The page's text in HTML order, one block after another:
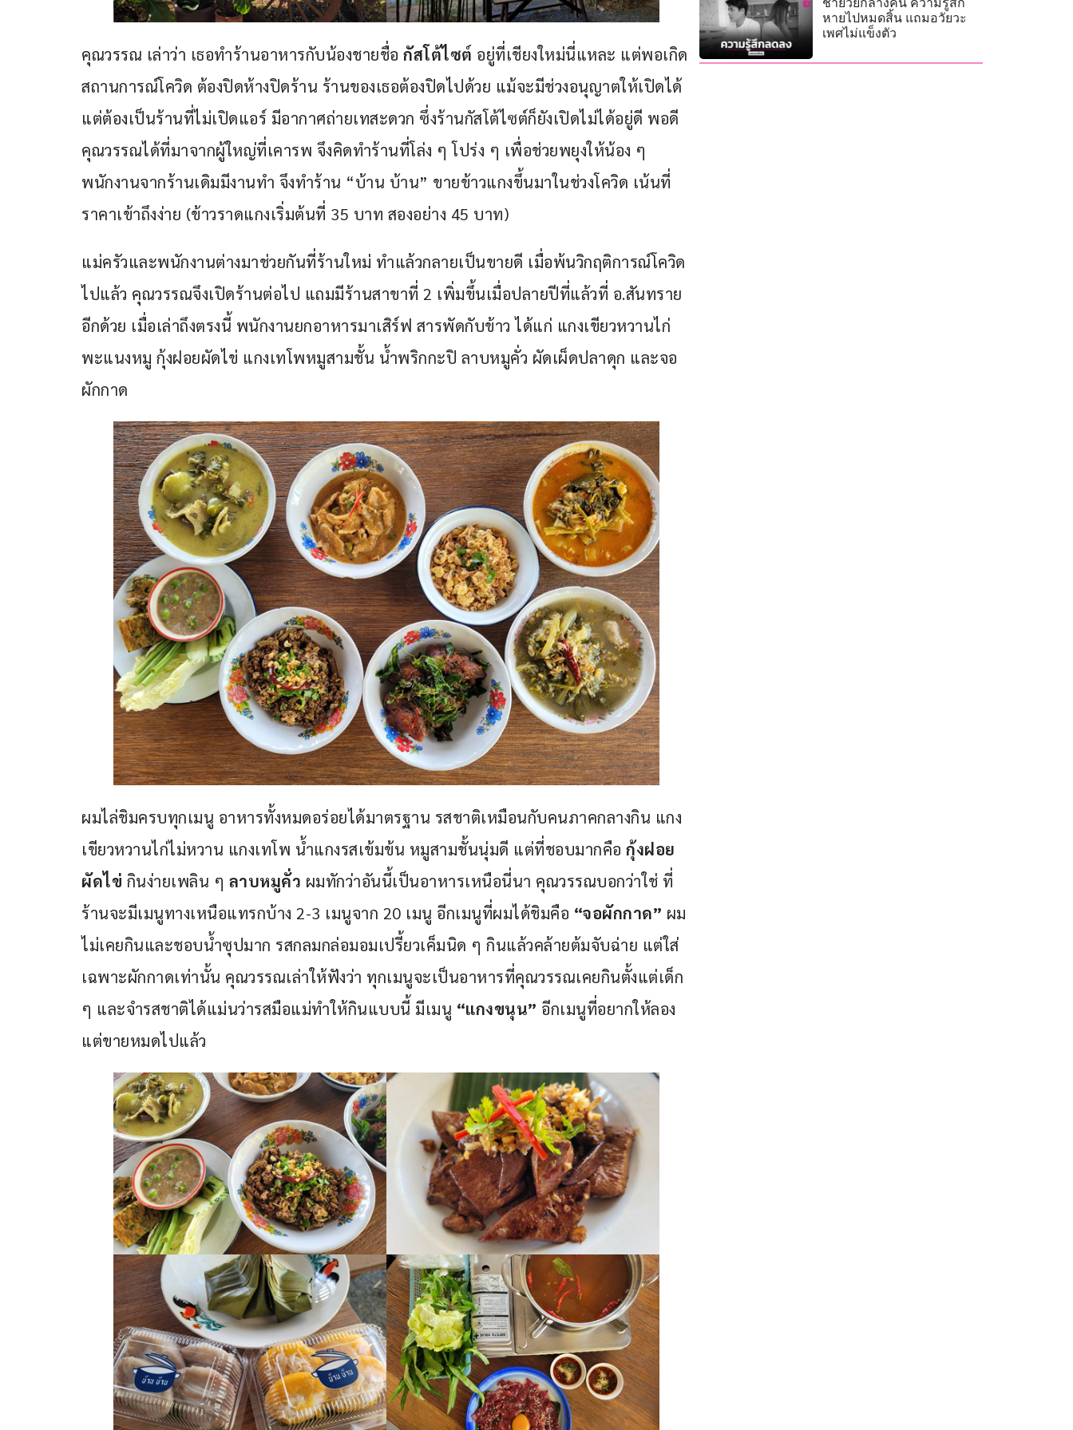
คุณวรรณ เล่าว่า เธอทำร้านอาหารกับน้องชายชื่อ กัสโต้ไซต์ อยู่ที่เชียงใหม่นี่แหละ แต่พอเกิด
สถานการณ์โควิด ต้องปิดห้างปิดร้าน ร้านของเธอต้องปิดไปด้วย แม้จะมีช่วงอนุญาตให้เปิดได้
แต่ต้องเป็นร้านที่ไม่เปิดแอร์ มีอากาศถ่ายเทสะดวก ซึ่งร้านกัสโต้ไซต์ก็ยังเปิดไม่ได้อยู่ดี พอดี
คุณวรรณได้ที่มาจากผู้ใหญ่ที่เคารพ จึงคิดทำร้านที่โล่ง ๆ โปร่ง ๆ เพื่อช่วยพยุงให้น้อง ๆ
พนักงานจากร้านเดิมมีงานทำ จึงทำร้าน “บ้าน บ้าน” ขายข้าวแกงขึ้นมาในช่วงโควิด เน้นที่
ราคาเข้าถึงง่าย (ข้าวราดแกงเริ่มต้นที่ 35 บาท สองอย่าง 45 บาท)
แม่ครัวและพนักงานต่างมาช่วยกันที่ร้านใหม่ ทำแล้วกลายเป็นขายดี เมื่อพ้นวิกฤติการณ์โควิด
ไปแล้ว คุณวรรณจึงเปิดร้านต่อไป แถมมีร้านสาขาที่ 2 เพิ่มขึ้นเมื่อปลายปีที่แล้วที่ อ.สันทราย
อีกด้วย เมื่อเล่าถึงตรงนี้ พนักงานยกอาหารมาเสิร์ฟ สารพัดกับข้าว ได้แก่ แกงเขียวหวานไก่
พะแนงหมู กุ้งฝอยผัดไข่ แกงเทโพหมูสามชั้น น้ำพริกกะปิ ลาบหมูคั่ว ผัดเผ็ดปลาดุก และจอ
ผักกาด
ผมไล่ชิมครบทุกเมนู อาหารทั้งหมดอร่อยได้มาตรฐาน รสชาติเหมือนกับคนภาคกลางกิน แกง
เขียวหวานไก่ไม่หวาน แกงเทโพ น้ำแกงรสเข้มข้น หมูสามชั้นนุ่มดี แต่ที่ชอบมากคือ กุ้งฝอย
ผัดไข่ กินง่ายเพลิน ๆ ลาบหมูคั่ว ผมทักว่าอันนี้เป็นอาหารเหนือนี่นา คุณวรรณบอกว่าใช่ ที่
ร้านจะมีเมนูทางเหนือแทรกบ้าง 2-3 เมนูจาก 20 เมนู อีกเมนูที่ผมได้ชิมคือ “จอผักกาด” ผม
ไม่เคยกินและชอบน้ำซุปมาก รสกลมกล่อมอมเปรี้ยวเค็มนิด ๆ กินแล้วคล้ายต้มจับฉ่าย แต่ใส่
เฉพาะผักกาดเท่านั้น คุณวรรณเล่าให้ฟังว่า ทุกเมนูจะเป็นอาหารที่คุณวรรณเคยกินตั้งแต่เด็ก
ๆ และจำรสชาติได้แม่นว่ารสมือแม่ทำให้กินแบบนี้ มีเมนู “แกงขนุน” อีกเมนูที่อยากให้ลอง
แต่ขายหมดไปแล้ว
ชายวัยกลางคน ความรู้สึก
หายไปหมดสิ้น แถมอวัยวะ
เพศไม่แข็งตัว